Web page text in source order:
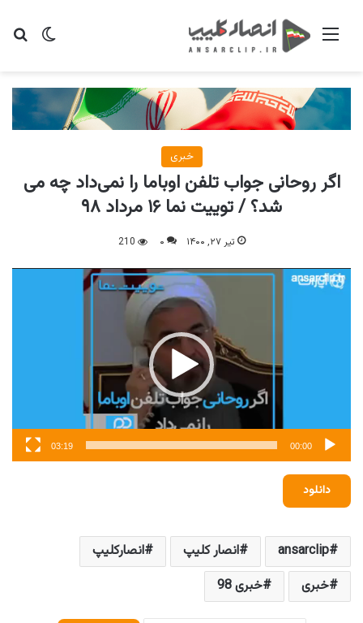
تغییر منو
خبری
اگر روحانی جواب تلفن اوباما را نمی‌داد چه می
شد؟ / توییت نما ۱۶ مرداد ۹۸
تیر ۲۷, ۱۴۰۰ ۰ 210
نمایشگر
ویدیو
00:00
03:19
دانلود
ansarclip انصار کلیپ
انصارکلیپ
خبری
خبری 98